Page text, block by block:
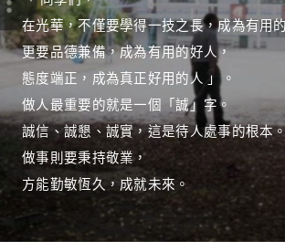
在光華，不僅要學得一技之長，成為有用
更要品德兼備，成為有用的好人，
態度端正，成為真正好用的人 」。
做人最重要的就是一個「誠」字。
誠信、誠懇、誠實，這是待人處事的根本
做事則要秉持敬業，
方能勤敏恆久，成就未來。